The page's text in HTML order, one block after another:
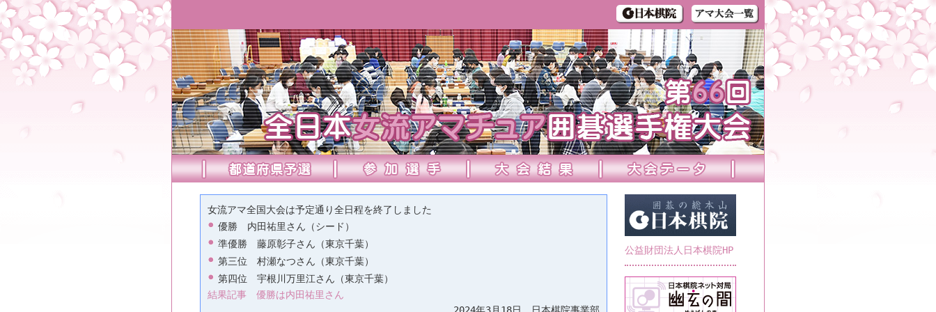
女流アマ全国大会は予定通り全日程を終了しました
優勝 内田祐里さん（シード）
準優勝 藤原彰子さん（東京千葉）
第三位 村瀬なつさん（東京千葉）
第四位 宇根川万里江さん（東京千葉）
結果記事 優勝は内田祐里さん
公益財団法人日本棋院HP